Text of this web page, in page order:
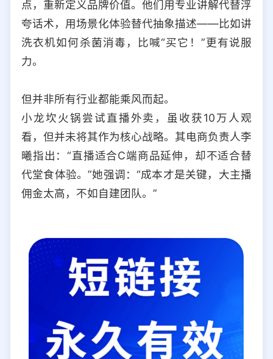
点，重新定义品牌价值。他们用专业讲解代替浮
夸话术，用场景化体验替代抽象描述——比如讲
洗衣机如何杀菌消毒，比喊“买它！”更有说服
力。
但并非所有行业都能乘风而起。
小龙坎火锅尝试直播外卖，虽收获10万人观
看，但并未将其作为核心战略。其电商负责人李
曦指出：“直播适合C端商品延伸，却不适合替
代堂食体验。”她强调：“成本才是关键，大主播
佣金太高，不如自建团队。”